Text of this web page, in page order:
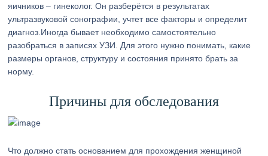
яичников – гинеколог. Он разберётся в результатах
ультразвуковой сонографии, учтет все факторы и определит
диагноз.Иногда бывает необходимо самостоятельно
разобраться в записях УЗИ. Для этого нужно понимать, какие
размеры органов, структуру и состояния принято брать за
норму.
Причины для обследования
Что должно стать основанием для прохождения женщиной